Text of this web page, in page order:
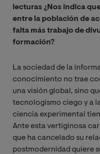
lecturas ¿Nos indica
entre la población de
falta más trabajo de
formación?
La sociedad de la
conocimiento no trae
una visión global, sino
tecnologismo ciego y a
ciencia experimental
Ante esta vertiginosa
que ha cancelado su
postmodernidad quiere